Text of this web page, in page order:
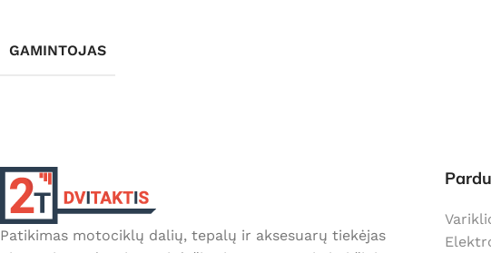
GAMINTOJAS
Patikimas motociklų dalių, tepalų ir aksesuarų tiekėjas